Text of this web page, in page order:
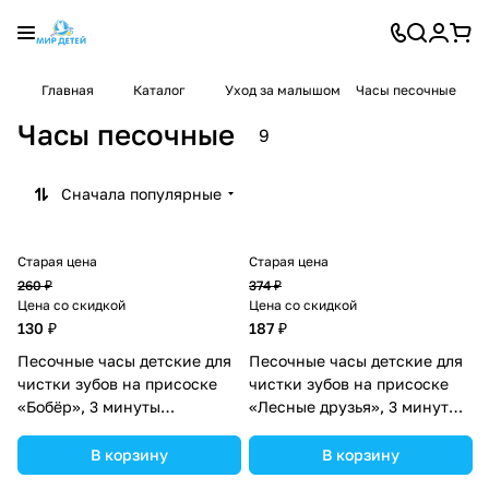
Главная Каталог Уход за малышом Часы песочные
Часы песочные 9
Сначала популярные
Старая цена
260 ₽
Цена со скидкой
130 ₽
Песочные часы детские для
чистки зубов на присоске
«Бобёр», 3 минуты
В корзину
Старая цена
374 ₽
Цена со скидкой
187 ₽
Песочные часы детские для
чистки зубов на присоске
«Лесные друзья», 3 минуты
В корзину